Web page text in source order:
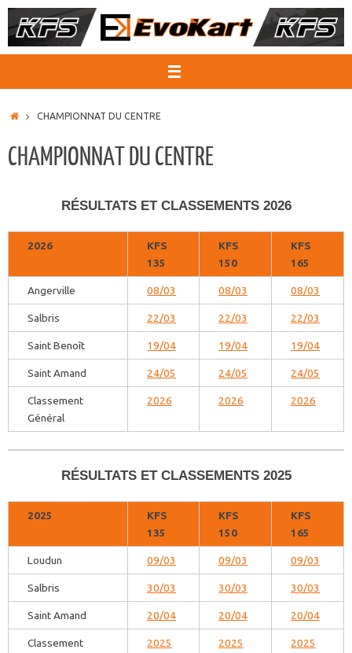
Passer
au
ACCUEIL
CHAMPIONNAT DU CENTRE
CHAMPIONNAT DU CENTRE
RÉSULTATS ET CLASSEMENTS 2026
2026
KFS
135
KFS
150
KFS
165
Angerville 08/03 08/03 08/03
Salbris 22/03 22/03 22/03
Saint Benoît 19/04 19/04 19/04
Saint Amand 24/05 24/05 24/05
Classement
Général
2026 2026 2026
RÉSULTATS ET CLASSEMENTS 2025
2025
KFS
135
KFS
150
KFS
165
Loudun 09/03 09/03 09/03
Salbris 30/03 30/03 30/03
Saint Amand 20/04 20/04 20/04
Classement
2025 2025 2025